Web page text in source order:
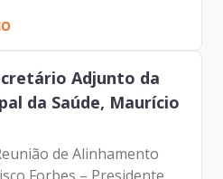
Adjunto da
da Saúde, Maurício
de Alinhamento